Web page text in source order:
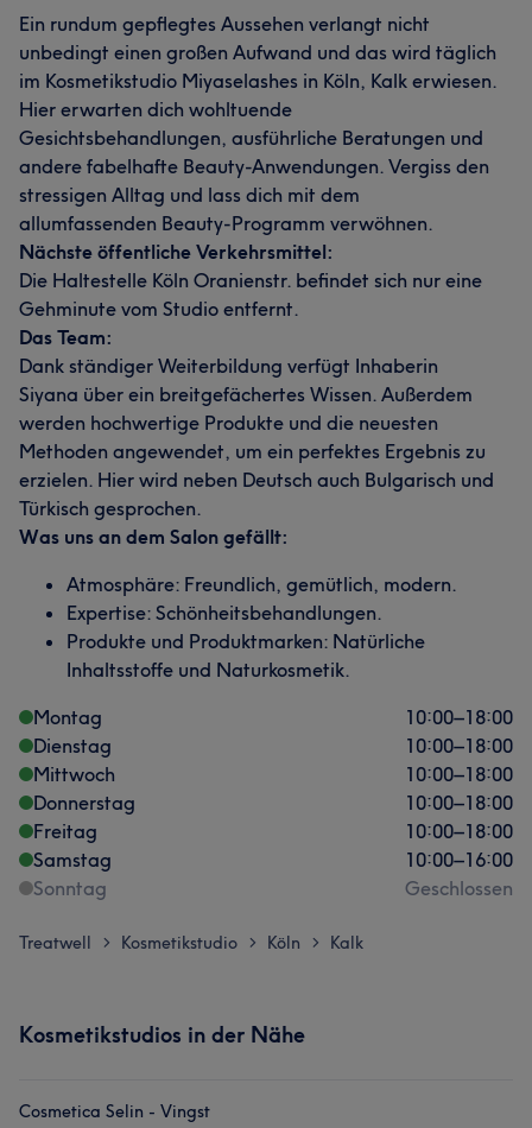
Ein rundum gepflegtes Aussehen verlangt nicht
unbedingt einen großen Aufwand und das wird täglich
im Kosmetikstudio Miyaselashes in Köln, Kalk erwiesen.
Hier erwarten dich wohltuende
Gesichtsbehandlungen, ausführliche Beratungen und
andere fabelhafte Beauty-Anwendungen. Vergiss den
stressigen Alltag und lass dich mit dem
allumfassenden Beauty-Programm verwöhnen.
Nächste öffentliche Verkehrsmittel:
Die Haltestelle Köln Oranienstr. befindet sich nur eine
Gehminute vom Studio entfernt.
Das Team:
Dank ständiger Weiterbildung verfügt Inhaberin
Siyana über ein breitgefächertes Wissen. Außerdem
werden hochwertige Produkte und die neuesten
Methoden angewendet, um ein perfektes Ergebnis zu
erzielen. Hier wird neben Deutsch auch Bulgarisch und
Türkisch gesprochen.
Was uns an dem Salon gefällt:
Atmosphäre: Freundlich, gemütlich, modern.
Expertise: Schönheitsbehandlungen.
Produkte und Produktmarken: Natürliche
Inhaltsstoffe und Naturkosmetik.
Montag
10:00–18:00
Dienstag
10:00–18:00
Mittwoch
10:00–18:00
Donnerstag
10:00–18:00
Freitag
10:00–18:00
Samstag
10:00–16:00
Sonntag
Geschlossen
Treatwell > Kosmetikstudio > Köln > Kalk
Kosmetikstudios in der Nähe
Cosmetica Selin - Vingst